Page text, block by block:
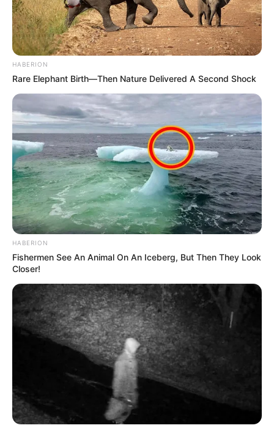
HABERION
Rare Elephant Birth—Then Nature Delivered A Second Shock
HABERION
Fishermen See An Animal On An Iceberg, But Then They Look
Closer!